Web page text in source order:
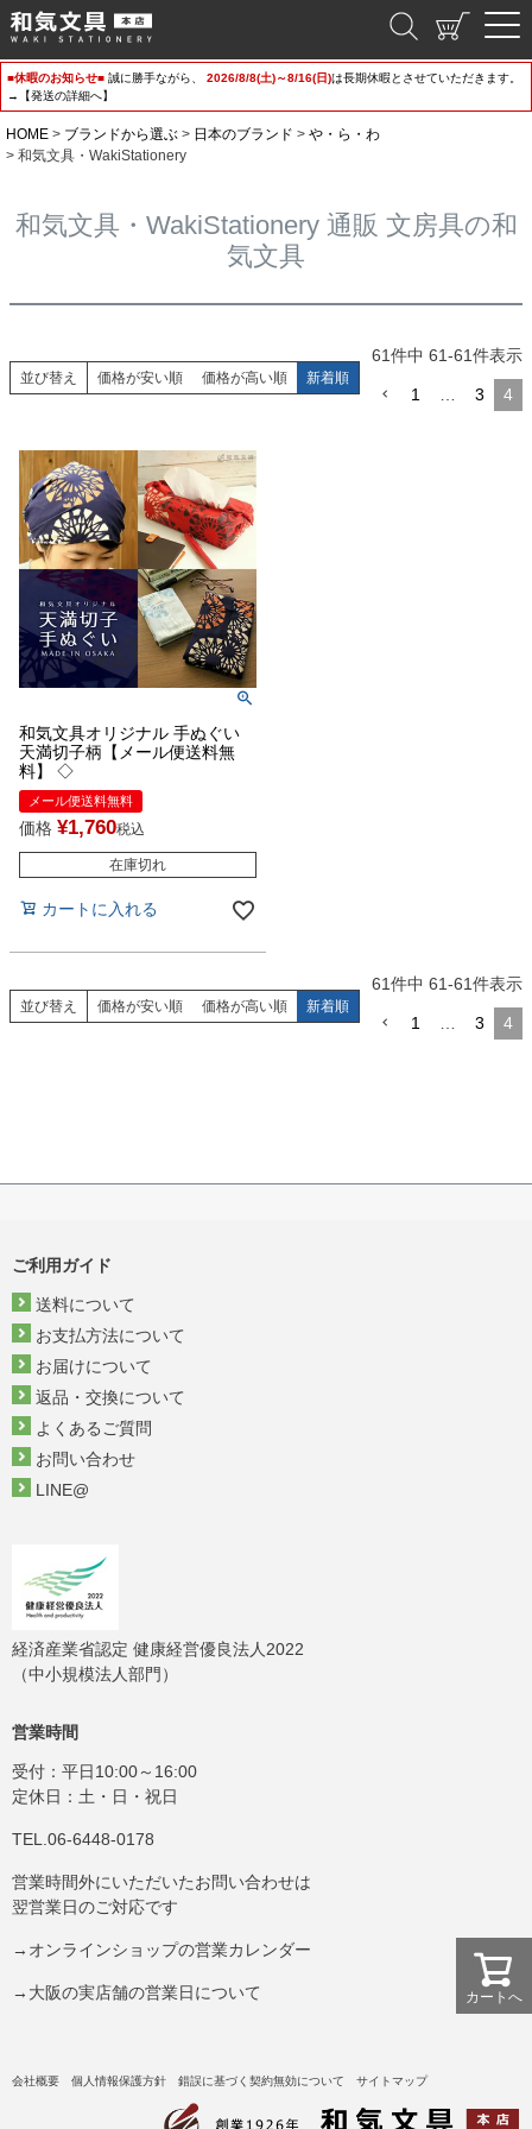
■休暇のお知らせ■ 誠に勝手ながら、 2026/8/8(土)～8/16(日)は長期休暇とさせていただきます。
→【発送の詳細へ】
HOME ブランドから選ぶ 日本のブランド
や・ら・わ
和気文具・WakiStationery
和気文具・WakiStationery 通販 文房具の和
気文具
並び替え 価格が安い順 価格が高い順 新着順
61件中 61-61件表示
1 … 3 4
和気文具オリジナル 手ぬぐい
天満切子柄【メール便送料無
料】 ◇
メール便送料無料
価格 ¥1,760税込
在庫切れ
カートに入れる
並び替え 価格が安い順 価格が高い順 新着順
61件中 61-61件表示
1 3 4
カートへ
ご利用ガイド
送料について
お支払方法について
お届けについて
返品・交換について
よくあるご質問
お問い合わせ
LINE@
経済産業省認定 健康経営優良法人2022
（中小規模法人部門）
営業時間
受付：平日10:00～16:00
定休日：土・日・祝日
TEL.06-6448-0178
営業時間外にいただいたお問い合わせは
翌営業日のご対応です
→オンラインショップの営業カレンダー
→大阪の実店舗の営業日について
会社概要 個人情報保護方針 錯誤に基づく契約無効について サイトマップ